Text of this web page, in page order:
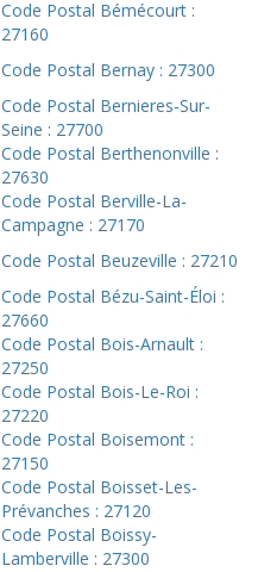
Code Postal Bémécourt :
27160
Code Postal Bernay : 27300
Code Postal Bernieres-Sur-
Seine : 27700
Code Postal Berthenonville :
27630
Code Postal Berville-La-
Campagne : 27170
Code Postal Beuzeville : 27210
Code Postal Bézu-Saint-Éloi :
27660
Code Postal Bois-Arnault :
27250
Code Postal Bois-Le-Roi :
27220
Code Postal Boisemont :
27150
Code Postal Boisset-Les-
Prévanches : 27120
Code Postal Boissy-
Lamberville : 27300